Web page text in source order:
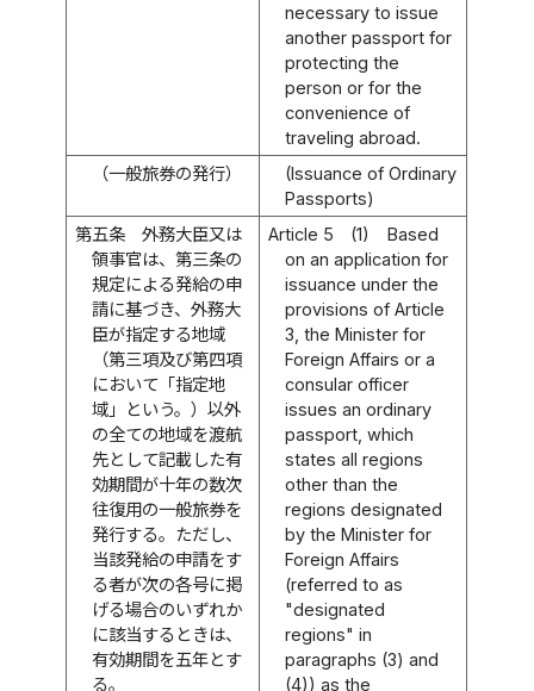
necessary to issue
another passport for
protecting the
person or for the
convenience of
traveling abroad.
（一般旅券の発行）
(Issuance of Ordinary
Passports)
第五条
外務大臣又は
領事官は、第三条の
規定による発給の申
請に基づき、外務大
臣が指定する地域
（第三項及び第四項
において「指定地
域」という。）以外
の全ての地域を渡航
先として記載した有
効期間が十年の数次
往復用の一般旅券を
発行する。ただし、
当該発給の申請をす
る者が次の各号に掲
げる場合のいずれか
に該当するときは、
有効期間を五年とす
る。
Article 5 (1)
Based
on an application for
issuance under the
provisions of Article
3, the Minister for
Foreign Affairs or a
consular officer
issues an ordinary
passport, which
states all regions
other than the
regions designated
by the Minister for
Foreign Affairs
(referred to as
"designated
regions" in
paragraphs (3) and
(4)) as the